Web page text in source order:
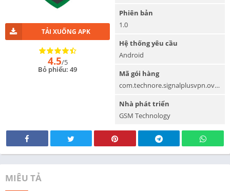
TẢI XUỐNG APK
4.5/5
Bỏ phiếu: 49
Phiên bản
1.0
Hệ thống yêu cầu
Android
Mã gói hàng
com.technore.signalplusvpn.ovpn3
Nhà phát triển
GSM Technology
MIÊU TẢ